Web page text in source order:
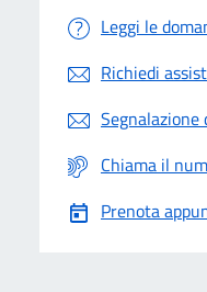
Leggi le
Richiedi
Segnalazione
Chiama il
Prenota